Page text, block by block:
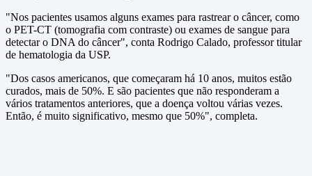
"Nos pacientes usamos alguns exames para rastrear o câncer, como
o PET-CT (tomografia com contraste) ou exames de sangue para
detectar o DNA do câncer", conta Rodrigo Calado, professor titular
de hematologia da USP.
"Dos casos americanos, que começaram há 10 anos, muitos estão
curados, mais de 50%. E são pacientes que não responderam a
vários tratamentos anteriores, que a doença voltou várias vezes.
Então, é muito significativo, mesmo que 50%", completa.